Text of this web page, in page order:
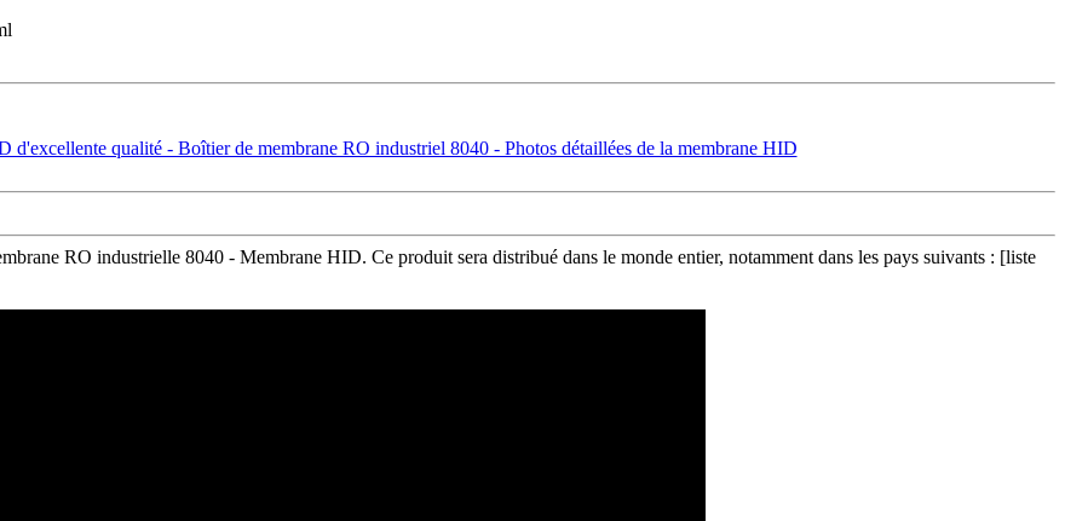
RO industrielle 8040 - Membrane HID. Ce produit sera distribué dans le monde entier, notamment dans les pays suivants : [liste